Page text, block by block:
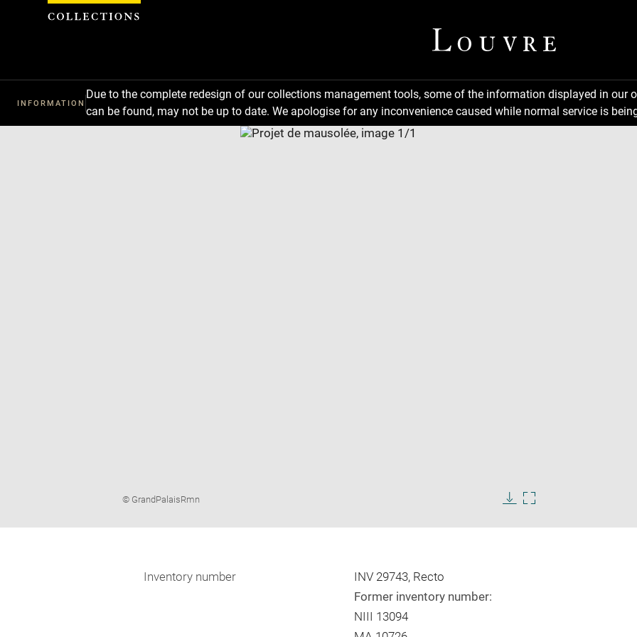
INFORMATION
Due to the complete redesign of our collections management tools, some of the information displayed in
can be found, may not be up to date. We apologise for any inconvenience caused while normal service is
new
Image
© GrandPalaisRmn
imageimage
Inventory number
INV 29743, Recto
Former inventory number:
NIII 13094
Cookies management panel